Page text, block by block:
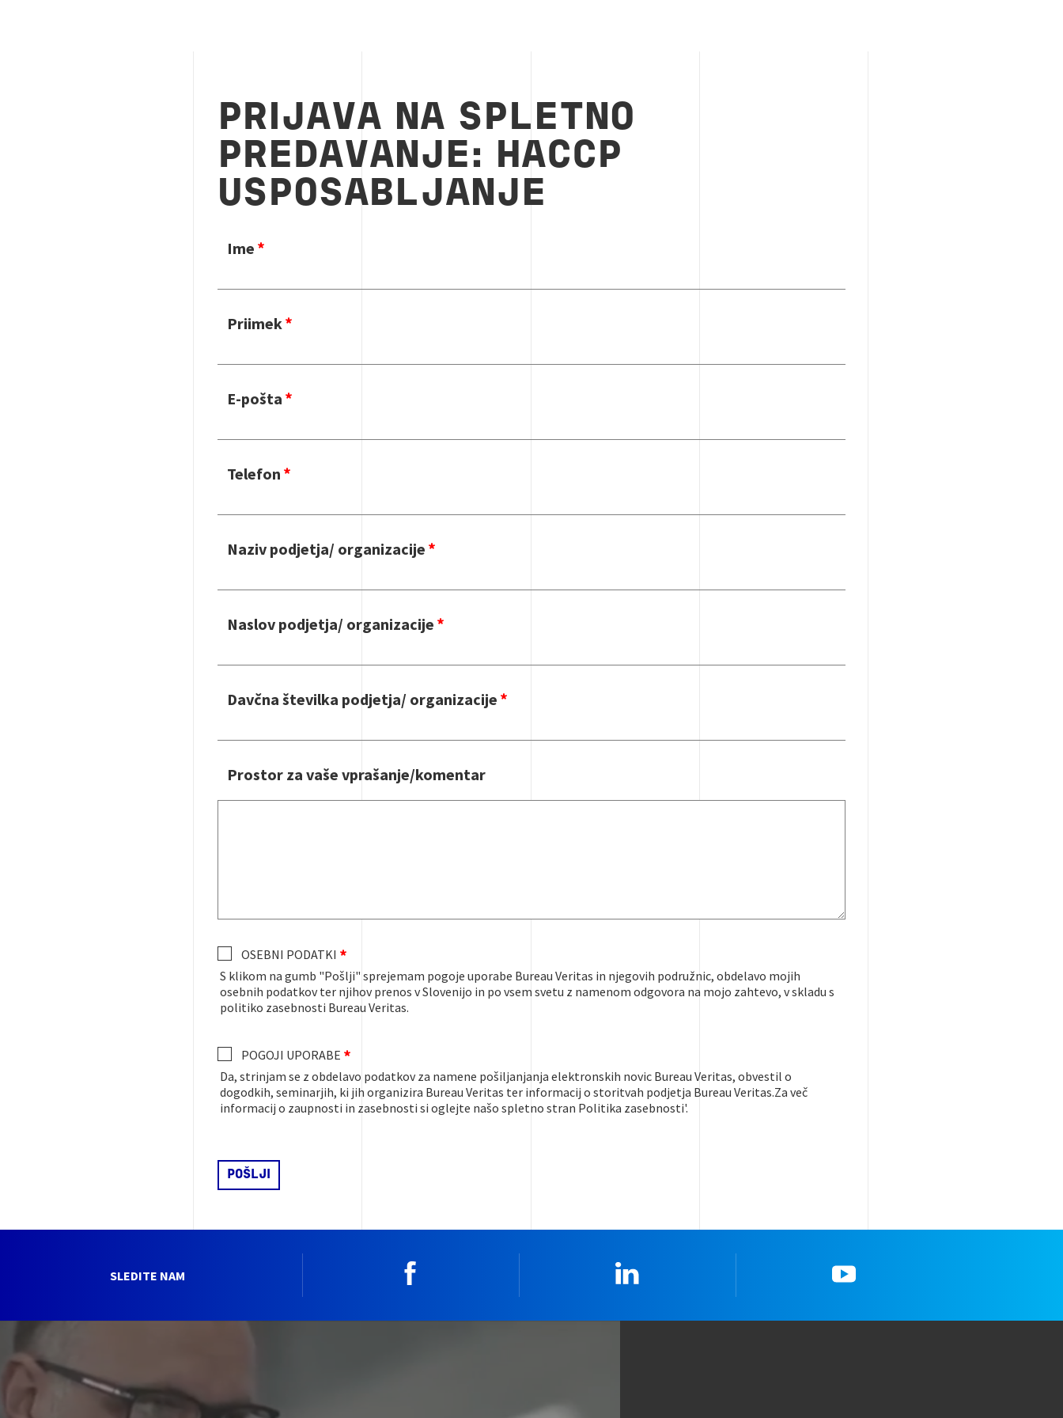
PRIJAVA NA SPLETNO
PREDAVANJE: HACCP
USPOSABLJANJE
Ime
Priimek
E-pošta
Telefon
Naziv podjetja/ organizacije
Naslov podjetja/ organizacije
Davčna številka podjetja/ organizacije
Prostor za vaše vprašanje/komentar
OSEBNI PODATKI
S klikom na gumb "Pošlji" sprejemam pogoje uporabe Bureau Veritas in njegovih podružnic, obdelavo mojih
osebnih podatkov ter njihov prenos v Slovenijo in po vsem svetu z namenom odgovora na mojo zahtevo, v skladu s
politiko zasebnosti Bureau Veritas.
POGOJI UPORABE
Da, strinjam se z obdelavo podatkov za namene pošiljanjanja elektronskih novic Bureau Veritas, obvestil o
dogodkih, seminarjih, ki jih organizira Bureau Veritas ter informacij o storitvah podjetja Bureau Veritas.Za več
informacij o zaupnosti in zasebnosti si oglejte našo spletno stran Politika zasebnosti'.
SLEDITE NAM